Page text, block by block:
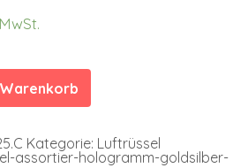
Kategorie: Luftrüssel
assortier-hologramm-goldsilber-